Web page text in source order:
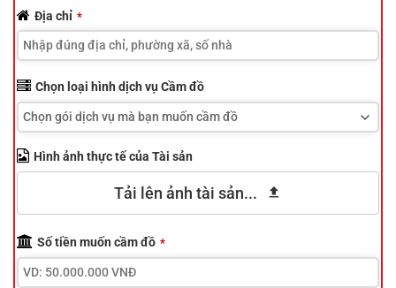
Địa chỉ *
Chọn loại hình dịch vụ Cầm đồ
Hình ảnh thực tế của Tài sản
Tải lên ảnh tài sản...
Contact
Email *
Số tiền muốn cầm đồ *